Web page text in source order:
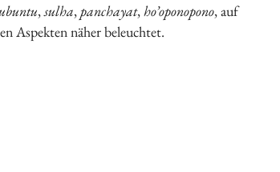
,sulha,panchayat,ho’oponopono, auf
Aspekten näher beleuchtet.